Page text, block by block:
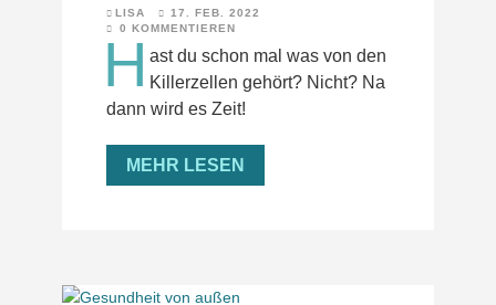
LISA
17. FEB. 2022
0 KOMMENTIEREN
H ast du schon mal was von den
Killerzellen gehört? Nicht? Na
dann wird es Zeit!
MEHR LESEN